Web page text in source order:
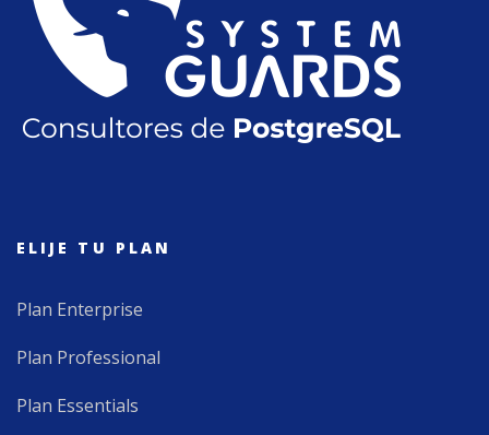
ELIJE TU PLAN
Plan Enterprise
Plan Professional
Plan Essentials